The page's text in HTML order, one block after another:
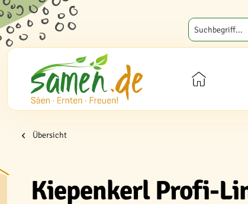
Übersicht
Kiepenkerl Profi-